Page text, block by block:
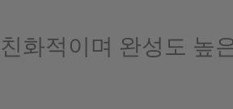
화적이며 완성도 높